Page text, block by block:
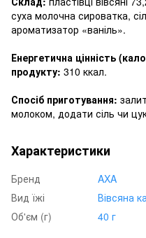
суха молочна сироватка,
ароматизатор «ваніль».
Енергетична цінність
продукту: 310 ккал.
Спосіб приготування:
молоком, додати сіль чи
Характеристики
Бренд
AXA
Вид їжі
Вівсяна
Об'єм (г)
40 г